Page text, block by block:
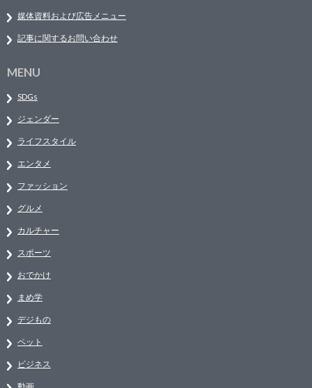
媒体資料および広告メニュー
記事に関するお問い合わせ
MENU
SDGs
ジェンダー
ライフスタイル
エンタメ
ファッション
グルメ
カルチャー
スポーツ
おでかけ
まめ学
デジもの
ペット
ビジネス